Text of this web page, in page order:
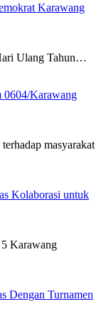
Karawang
Ulang Tahun…
0604/Karawang
masyarakat
Kolaborasi untuk
Karawang
Dengan Turnamen